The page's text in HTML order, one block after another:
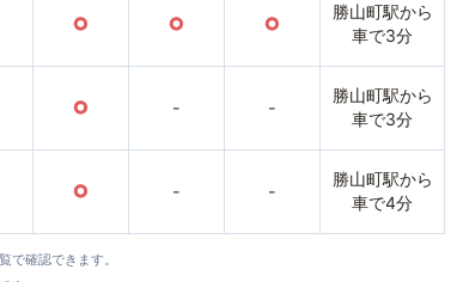
○ ○ ○
勝山町駅から
車で3分
○ - -
勝山町駅から
車で3分
○ - -
勝山町駅から
車で4分
で確認できます。